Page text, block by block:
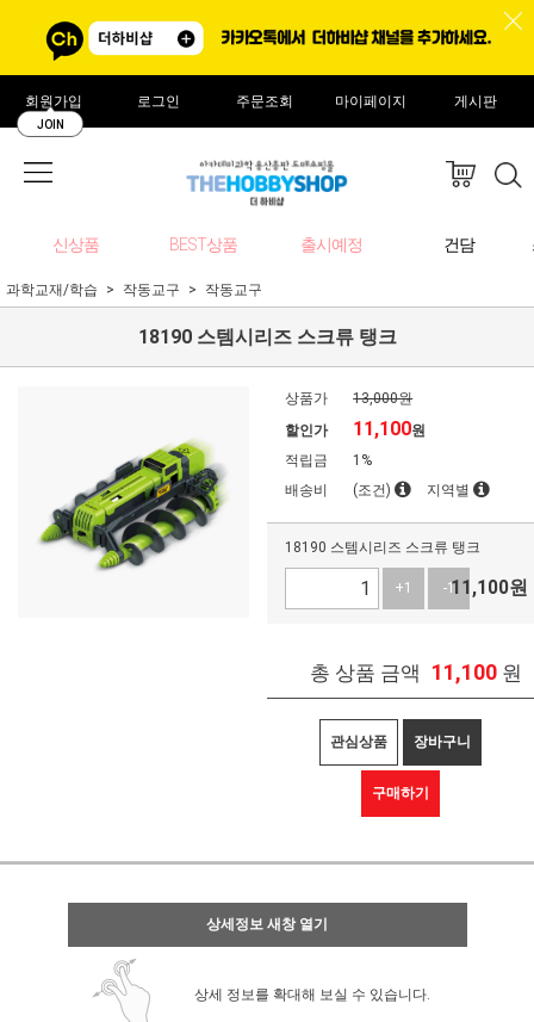
회원가입
JOIN
로그인 주문조회 마이페이지 게시판
신상품 BEST상품 출시예정 건담
과학교재/학습 작동교구 작동교구
18190 스템시리즈 스크류 탱크
상품가
13,000원
할인가
11,100원
적립금
1%
배송비
(조건) 지역별
18190 스템시리즈 스크류 탱크
+1 -111,100원
총 상품 금액 11,100 원
관심상품 장바구니
구매하기
상세정보 새창 열기
상세 정보를 확대해 보실 수 있습니다.